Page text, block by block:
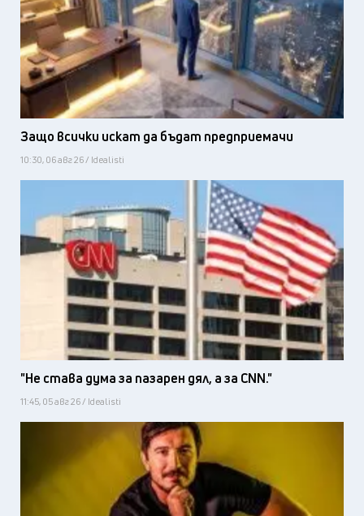
Защо всички искат да бъдат предприемачи
10:30, 06 авг 26 / Idealisti
"Не става дума за пазарен дял, а за CNN."
11:45, 05 авг 26 / Idealisti